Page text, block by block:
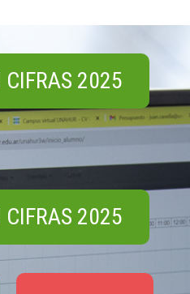
CIFRAS 2025
CIFRAS 2025